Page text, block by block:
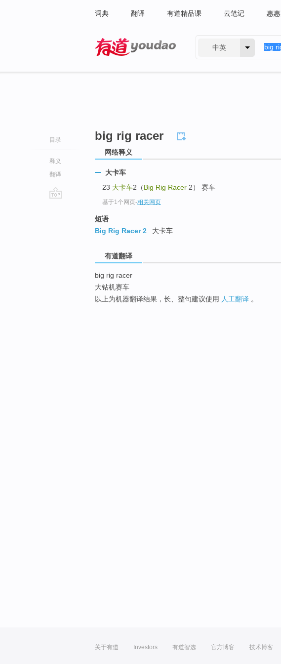
词典 翻译 有道精品课 云笔记 惠惠
中英
目录
释义
翻译
big rig racer
网络释义
大卡车
23 大卡车2（Big Rig Racer 2） 赛车
基于1个网页-相关网页
短语
Big Rig Racer 2
大卡车
有道翻译
big rig racer
大钻机赛车
以上为机器翻译结果，长、整句建议使用 人工翻译 。
关于有道 Investors 有道智选 官方博客 技术博客